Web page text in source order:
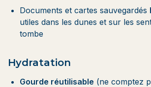
Documents et cartes sauvegardés
utiles dans les dunes et sur les
tombe
Hydratation
Gourde réutilisable (ne comptez